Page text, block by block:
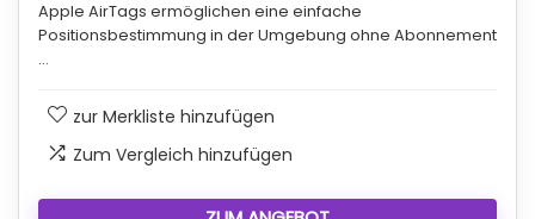
Apple AirTags ermöglichen eine einfache
Positionsbestimmung in der Umgebung ohne Abonnement
…
zur Merkliste hinzufügen
Zum Vergleich hinzufügen